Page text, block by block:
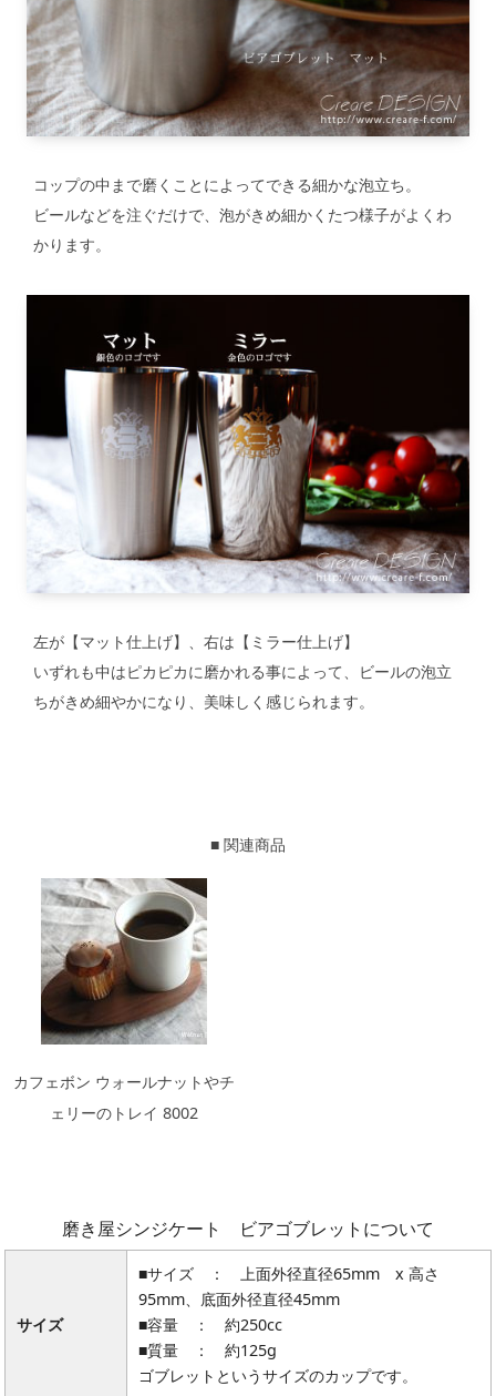
コップの中まで磨くことによってできる細かな泡立ち。
ビールなどを注ぐだけで、泡がきめ細かくたつ様子がよくわ
かります。
左が【マット仕上げ】、右は【ミラー仕上げ】
いずれも中はピカピカに磨かれる事によって、ビールの泡立
ちがきめ細やかになり、美味しく感じられます。
■ 関連商品
カフェボン ウォールナットやチ
ェリーのトレイ 8002
磨き屋シンジケート ビアゴブレットについて
サイズ
■サイズ ： 上面外径直径65mm x 高さ
95mm、底面外径直径45mm
■容量 ： 約250cc
■質量 ： 約125g
ゴブレットというサイズのカップです。